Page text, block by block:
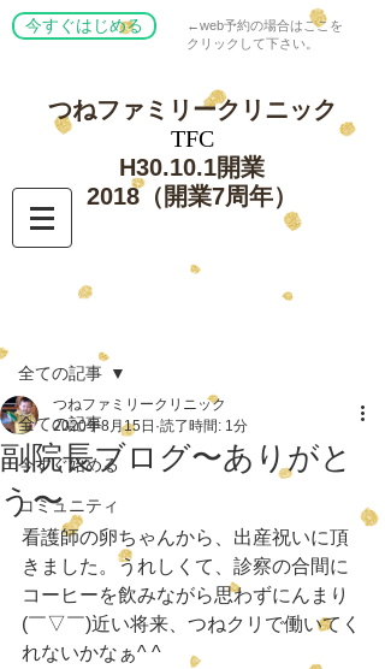
今すぐはじめる
←web予約の場合はここを
クリックして下さい。
つねファミリークリニック
​TFC
​H30.10.1開業
​2018（開業7周年）
全ての記事
今すぐ始める
コミュニティ
全ての記事
副院長ブログ〜ありがと
う〜
つねファミリークリニック
2020年8月15日 読了時間: 1分
看護師の卵ちゃんから、出産祝いに頂
きました。うれしくて、診察の合間に
コーヒーを飲みながら思わずにんまり
(￣▽￣)近い将来、つねクリで働いてく
れないかなぁ^ ^